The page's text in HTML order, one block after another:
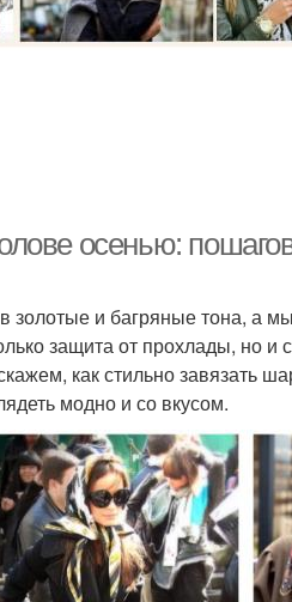
осенью:
золотые и багряные тона, а
защита от прохлады, но и
как стильно завязать
модно и со вкусом.